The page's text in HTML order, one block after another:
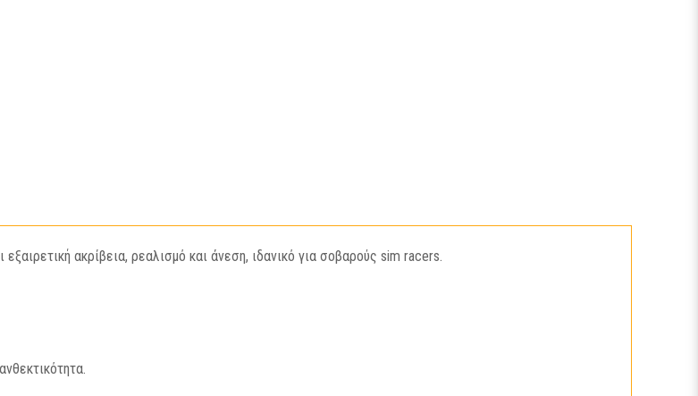
ακρίβεια, ρεαλισμό και άνεση, ιδανικό για σοβαρούς sim racers.